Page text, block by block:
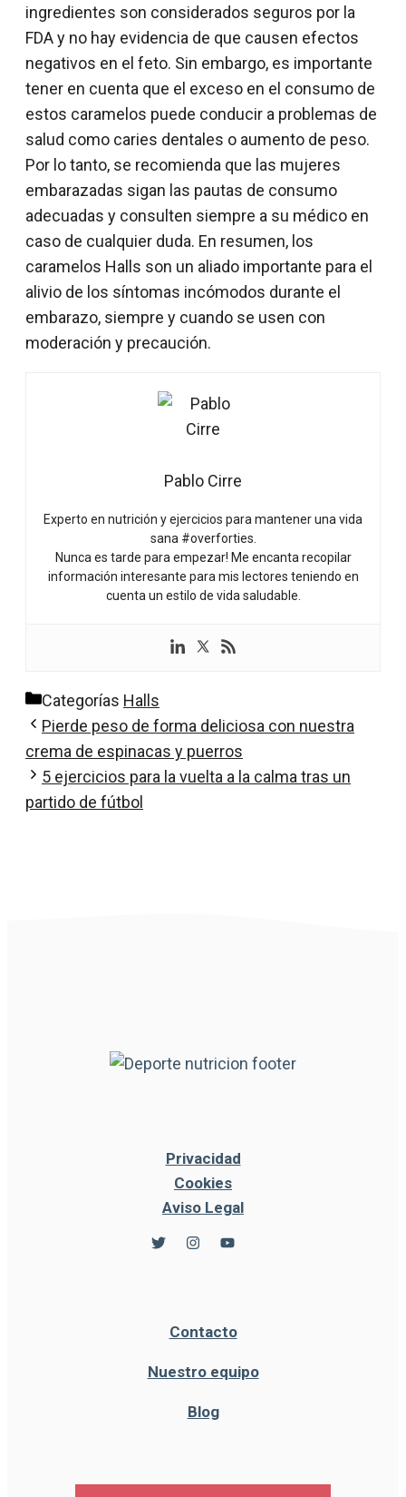
ingredientes son considerados seguros por la
FDA y no hay evidencia de que causen efectos
negativos en el feto. Sin embargo, es importante
tener en cuenta que el exceso en el consumo de
estos caramelos puede conducir a problemas de
salud como caries dentales o aumento de peso.
Por lo tanto, se recomienda que las mujeres
embarazadas sigan las pautas de consumo
adecuadas y consulten siempre a su médico en
caso de cualquier duda. En resumen, los
caramelos Halls son un aliado importante para el
alivio de los síntomas incómodos durante el
embarazo, siempre y cuando se usen con
moderación y precaución.
Pablo Cirre
Experto en nutrición y ejercicios para mantener una vida
sana #overforties.
Nunca es tarde para empezar! Me encanta recopilar
información interesante para mis lectores teniendo en
cuenta un estilo de vida saludable.
Categorías Halls
Pierde peso de forma deliciosa con nuestra
crema de espinacas y puerros
5 ejercicios para la vuelta a la calma tras un
partido de fútbol
Privacidad
Cookies
Aviso Legal
Contacto
Nuestro equipo
Blog